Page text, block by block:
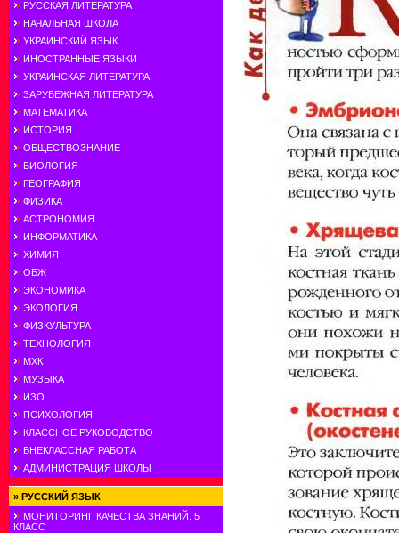
РУССКАЯ ЛИТЕРАТУРА
НАЧАЛЬНАЯ ШКОЛА
УКРАИНСКИЙ ЯЗЫК
ИНОСТРАННЫЕ ЯЗЫКИ
УКРАИНСКАЯ ЛИТЕРАТУРА
ЗАРУБЕЖНАЯ ЛИТЕРАТУРА
МАТЕМАТИКА
ИСТОРИЯ
ОБЩЕСТВОЗНАНИЕ
БИОЛОГИЯ
ГЕОГРАФИЯ
ФИЗИКА
АСТРОНОМИЯ
ИНФОРМАТИКА
ХИМИЯ
ОБЖ
ЭКОНОМИКА
ЭКОЛОГИЯ
ФИЗКУЛЬТУРА
ТЕХНОЛОГИЯ
МХК
МУЗЫКА
ИЗО
ПСИХОЛОГИЯ
КЛАССНОЕ РУКОВОДСТВО
ВНЕКЛАССНАЯ РАБОТА
АДМИНИСТРАЦИЯ ШКОЛЫ
» РУССКИЙ ЯЗЫК
МОНИТОРИНГ КАЧЕСТВА ЗНАНИЙ. 5
КЛАСС